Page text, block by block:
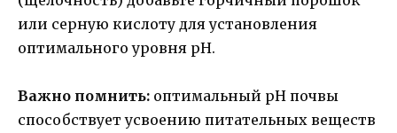
или серную кислоту для установления
оптимального уровня pH.
Важно помнить: оптимальный pH почвы
способствует усвоению питательных веществ